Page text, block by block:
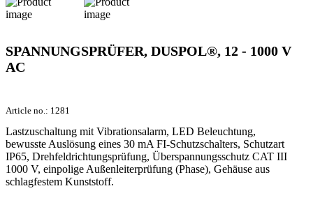
SPANNUNGSPRÜFER, DUSPOL®, 12 - 1000 V
AC
Article no.: 1281
Lastzuschaltung mit Vibrationsalarm, LED Beleuchtung,
bewusste Auslösung eines 30 mA FI-Schutzschalters, Schutzart
IP65, Drehfeldrichtungsprüfung, Überspannungsschutz CAT III
1000 V, einpolige Außenleiterprüfung (Phase), Gehäuse aus
schlagfestem Kunststoff.